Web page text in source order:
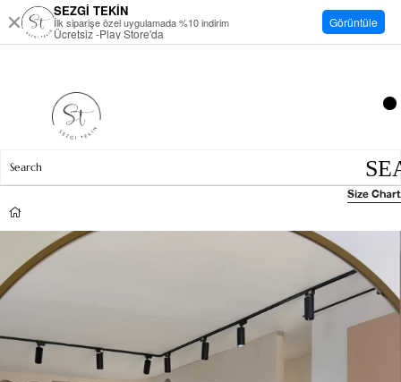
Size Chart
SEZGİ TEKİN
İlk siparişe özel uygulamada %10 indirim
Ücretsiz -Play Store'da
Görüntüle